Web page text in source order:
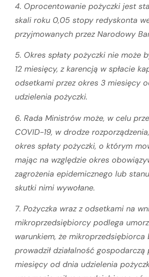
4. Oprocentowanie pożyczki jest
skali roku 0,05 stopy redyskonta
przyjmowanych przez Narodowy
5. Okres spłaty pożyczki nie może
12 miesięcy, z karencją w spłacie
odsetkami przez okres 3 miesięcy
udzielenia pożyczki.
6. Rada Ministrów może, w celu
COVID-19, w drodze
okres spłaty pożyczki, o którym
mając na względzie okres
zagrożenia epidemicznego lub
skutki nimi wywołane.
7. Pożyczka wraz z odsetkami na
mikroprzedsiębiorcy podlega
warunkiem, że mikroprzedsiębiorca
prowadził działalność gospodarczą
miesięcy od dnia udzielenia